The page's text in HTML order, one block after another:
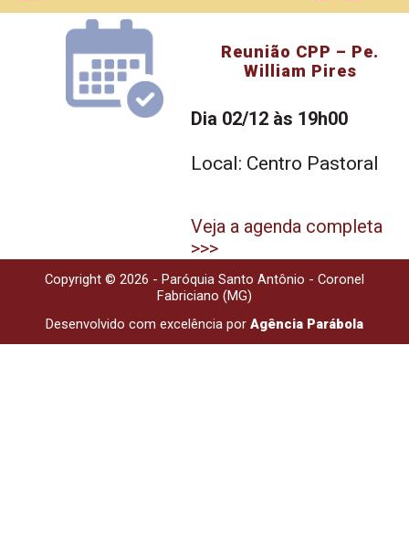
Reunião CPP – Pe.
William Pires
Dia 02/12 às 19h00
Local: Centro Pastoral
Veja a agenda completa
>>>
Copyright © 2026 - Paróquia Santo Antônio - Coronel
Fabriciano (MG)
Desenvolvido com excelência por Agência Parábola